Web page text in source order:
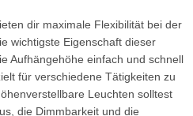
dir maximale Flexibilität bei der
wichtigste Eigenschaft dieser
Aufhängehöhe einfach und schnell
für verschiedene Tätigkeiten zu
Leuchten solltest
die Dimmbarkeit und die